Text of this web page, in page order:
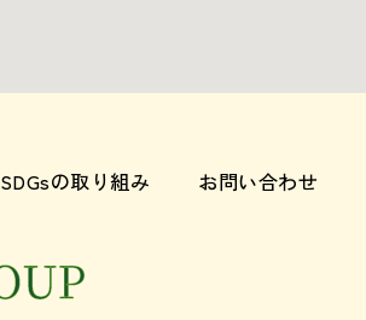
SDGsの取り組み お問い合わせ